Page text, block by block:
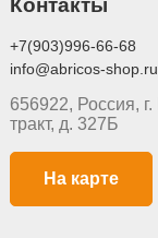
Контакты
+7(903)996-66-68
info@abricos-shop.ru
656922, Россия,
тракт, д. 327Б
На карте